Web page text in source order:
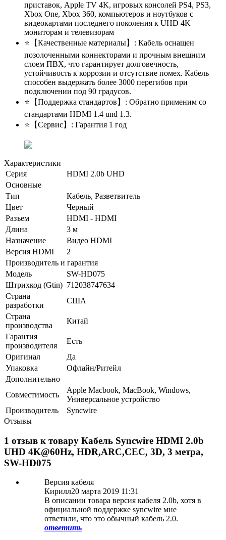
приставок, Apple TV 4K, игровых консолей PS4, PS3,
Xbox One, Xbox 360, компьютеров и ноутбуков с
видеокартами последнего поколения к UHD 4K
мониторам и телевизорам
⭐【Качественные материалы】: Кабель оснащен
позолоченными коннекторами и прочным внешним
слоем ПВX, что гарантирует долговечность,
устойчивость к коррозии и отсутствие помех. Кабель
способен выдержать более 3000 перегибов при
подключении под 90 градусов.
⭐【Поддержка стандартов】: Обратно применим со
стандартами HDMI 1.4 und 1.3.
⭐【Сервис】: Гарантия 1 год
Характеристики
Серия
HDMI 2.0b UHD
Основные
Тип
Кабель, Разветвитель
Цвет
Черный
Разъем
HDMI - HDMI
Длина
3 м
Назначение
Видео HDMI
Версия HDMI
2
Производитель и гарантия
Модель
SW-HD075
Штрихкод (Gtin) 712038747634
Страна
разработки
США
Страна
производства
Китай
Гарантия
производителя
Есть
Оригинал
Да
Упаковка
Офлайн/Ритейл
Дополнительно
Совместимость
Apple Macbook, MacBook, Windows,
Универсальное устройство
Производитель
Syncwire
Отзывы
1 отзыв к товару Кабель Syncwire HDMI 2.0b
UHD 4K@60Hz, HDR,ARC,CEC, 3D, 3 метра,
SW-HD075
Версия кабеля
Кирилл20 марта 2019 11:31
В описании товара версия кабеля 2.0b, хотя в
официальной поддержке syncwire мне
ответили, что это обычный кабель 2.0.
ответить